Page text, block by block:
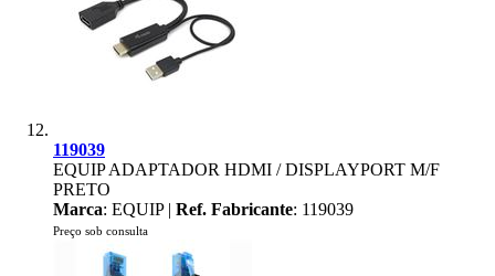
119039
EQUIP ADAPTADOR HDMI / DISPLAYPORT M/F
PRETO
Marca: EQUIP | Ref. Fabricante: 119039
Preço sob consulta